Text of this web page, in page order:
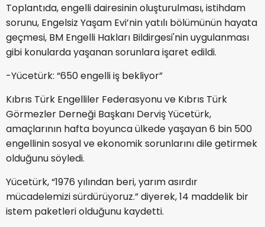
Toplantıda, engelli dairesinin oluşturulması, istihdam
sorunu, Engelsiz Yaşam Evi’nin yatılı bölümünün hayata
geçmesi, BM Engelli Hakları Bildirgesi'nin uygulanması
gibi konularda yaşanan sorunlara işaret edildi.
-Yücetürk: “650 engelli iş bekliyor”
Kıbrıs Türk Engelliler Federasyonu ve Kıbrıs Türk
Görmezler Derneği Başkanı Derviş Yücetürk,
amaçlarının hafta boyunca ülkede yaşayan 6 bin 500
engellinin sosyal ve ekonomik sorunlarını dile getirmek
olduğunu söyledi.
Yücetürk, “1976 yılından beri, yarım asırdır
mücadelemizi sürdürüyoruz.” diyerek, 14 maddelik bir
istem paketleri olduğunu kaydetti.